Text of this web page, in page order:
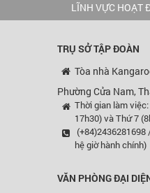
LĨNH VỰC HOẠT
TRỤ SỞ TẬP ĐOÀN
Tòa nhà
Phường Cửa Nam,
Thời gian làm
17h30) và Thứ 7
(+84)2436281698
hệ giờ hành chính)
VĂN PHÒNG ĐẠI